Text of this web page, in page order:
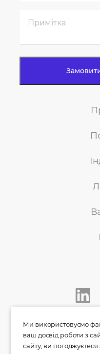
Ми використовуємо
ваш досвід роботи з
сайту, ви